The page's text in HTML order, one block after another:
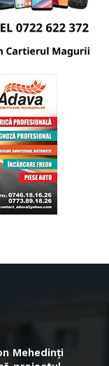
Mehedinți